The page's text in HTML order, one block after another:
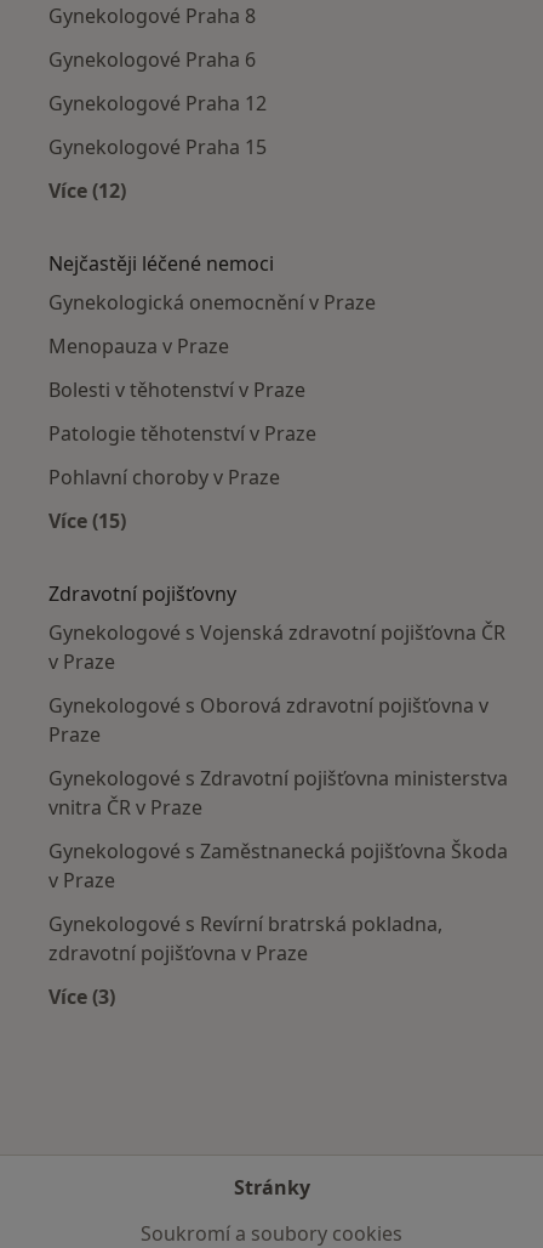
Gynekologové Praha 8
Gynekologové Praha 6
Gynekologové Praha 12
Gynekologové Praha 15
Více (12)
Nejčastěji léčené nemoci
Gynekologická onemocnění v Praze
Menopauza v Praze
Bolesti v těhotenství v Praze
Patologie těhotenství v Praze
Pohlavní choroby v Praze
Více (15)
Zdravotní pojišťovny
Gynekologové s Vojenská zdravotní pojišťovna ČR
v Praze
Gynekologové s Oborová zdravotní pojišťovna v
Praze
Gynekologové s Zdravotní pojišťovna ministerstva
vnitra ČR v Praze
Gynekologové s Zaměstnanecká pojišťovna Škoda
v Praze
Gynekologové s Revírní bratrská pokladna,
zdravotní pojišťovna v Praze
Více (3)
Stránky
Soukromí a soubory cookies